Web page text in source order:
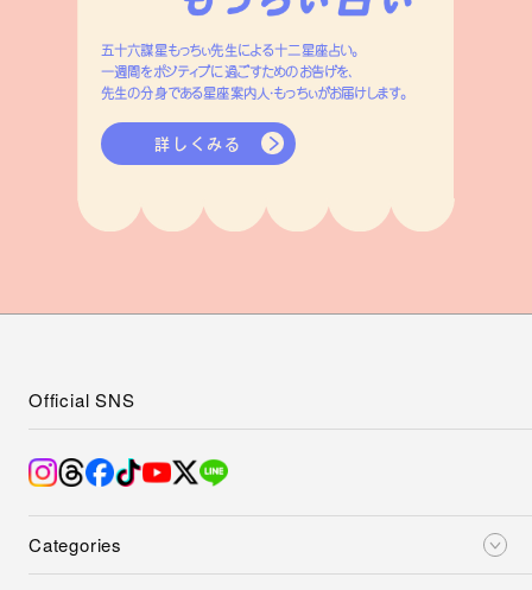
五十六謀星もっちぃ先生による十二星座占い。
一週間をポジティブに過ごすためのお告げを、
先生の分身である星座案内人・もっちぃがお届けします。
詳しくみる
Categories
Official SNS